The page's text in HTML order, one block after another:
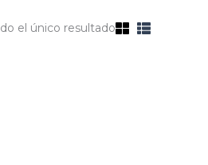
el único resultado